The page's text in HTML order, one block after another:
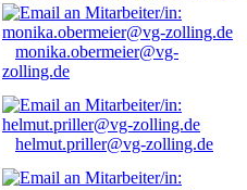
monika.obermeier@vg-
zolling.de
helmut.priller@vg-zolling.de